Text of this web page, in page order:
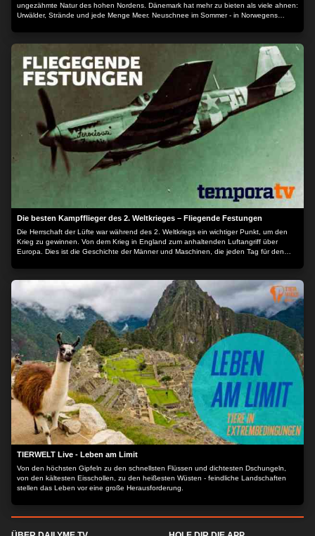
ungezähmte Natur des hohen Nordens. Dänemark hat mehr zu bieten als viele ahnen:
Urwälder, Strände und jede Menge Meer. Neuschnee im Sommer - in Norwegens
Gletscher schufen das Land, hobelten Gebirge ab und meißelten tiefe Fjorde aus dem
Fels. Im Osten Skandinaviens erstreckt sich ein Mosaik aus Wasser und Wald:
Finnland. In den Wäldern nahe der russischen Grenze gibt es bis heute Tiere, die aus
besiedelten Gebieten längst vertrieben wurden.
Die besten Kampfflieger des 2. Weltkrieges – Fliegende Festungen
Die Herrschaft der Lüfte war während des 2. Weltkriegs ein wichtiger Punkt, um den
Krieg zu gewinnen. Von dem Krieg in England zum anhaltenden Luftangriff über
Europa. Dies ist die Geschichte der Männer und Maschinen, die jeden Tag für den
diese Serie ein faszinierender Rückblick auf die unglaubliche Tapferkeit der Piloten,
die den endgültigen Sieg nach Europa brachten. - B-17 Flying Fortress - Fliegende
Festung - B-24 Liberator - Der Befreier - P-47 Thunderbolt - Der Donnerschlag Der
Inhalt wird bereitgestellt von: PLAION PICTURES GmbH, Lochhamer Str. 9, 82152
Planegg/München
TIERWELT Live - Leben am Limit
Von den höchsten Gipfeln zu den schnellsten Flüssen und dichtesten Dschungeln,
von den kältesten Eisschollen, zu den heißesten Wüsten - feindliche Landschaften
stellen das Leben vor eine große Herausforderung.